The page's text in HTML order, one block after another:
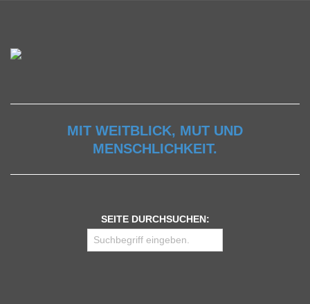
MIT WEITBLICK, MUT UND
MENSCHLICHKEIT.
SEITE DURCHSUCHEN: